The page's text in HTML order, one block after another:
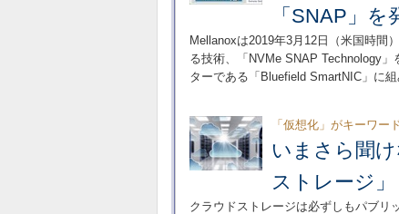
「SNAP」を
Mellanoxは2019年3月12日（米国時間
る技術、「NVMe SNAP Technology
ターである「Bluefield SmartNIC」に組
「仮想化」がキーワー
いまさら聞
ストレージ」
クラウドストレージは必ずしもパブリ